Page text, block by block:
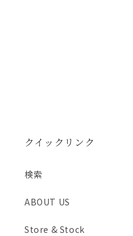
クイックリンク
検索
ABOUT US
Store & Stock